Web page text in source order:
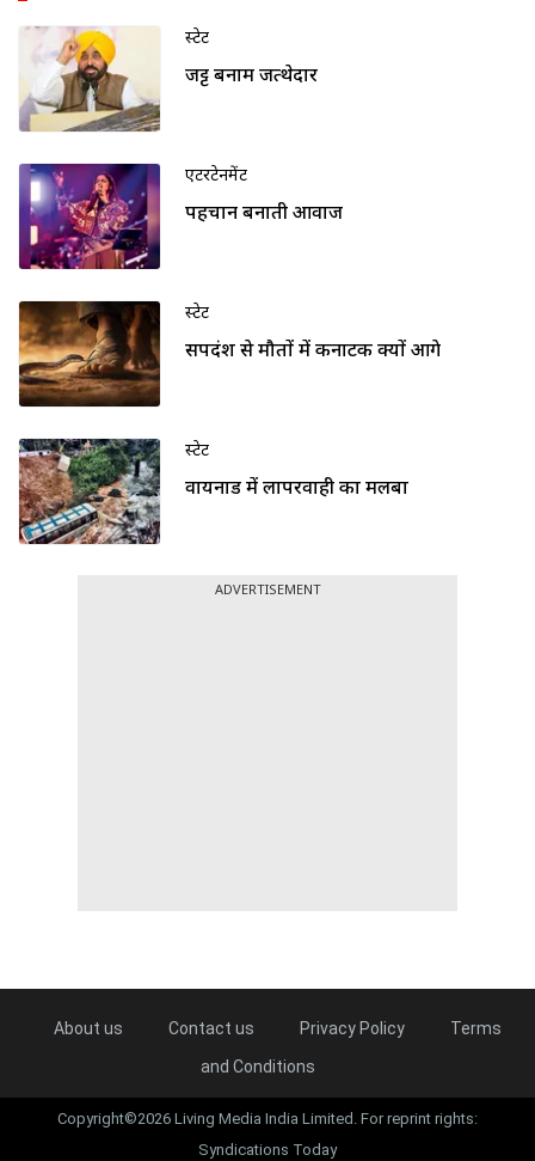
स्टेट
जट्ट बनाम जत्थेदार
एंटरटेनमेंट
पहचान बनाती आवाज
स्टेट
सर्पदंश से मौतों में कर्नाटक क्यों आगे
स्टेट
वायनाड में लापरवाही का मलबा
ADVERTISEMENT
About us Contact us Privacy Policy
Terms
and Conditions
Copyright©2026 Living Media India Limited. For reprint rights:
Syndications Today